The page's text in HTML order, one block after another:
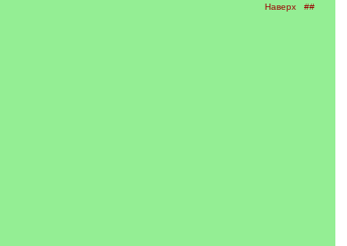
Наверх ##